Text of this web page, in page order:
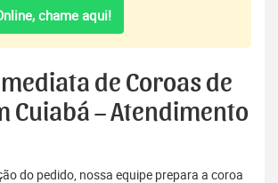
chame aqui!
de Coroas de
Cuiabá – Atendimento
do pedido, nossa equipe prepara a coroa